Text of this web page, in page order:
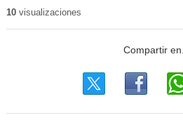
10visualizaciones